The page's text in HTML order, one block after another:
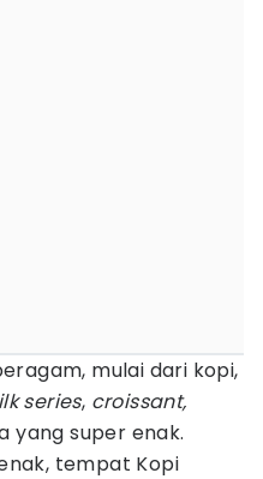
mulai dari kopi,
series, croissant,
yang super enak.
tempat Kopi